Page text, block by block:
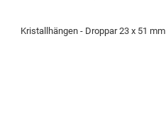
Kristallhängen - Droppar 23 x 51